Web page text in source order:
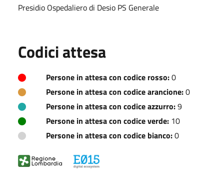
Presidio Ospedaliero di Desio PS Generale
Codici attesa
Persone in attesa con codice rosso:0
Persone in attesa con codice arancione:0
Persone in attesa con codice azzurro:9
Persone in attesa con codice verde: 10
Persone in attesa con codice bianco:0